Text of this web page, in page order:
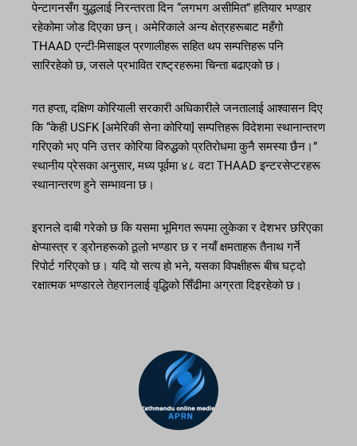
पेन्टागनसँग युद्धलाई निरन्तरता दिन “लगभग असीमित” हतियार भण्डार
रहेकोमा जोड दिएका छन्। अमेरिकाले अन्य क्षेत्रहरूबाट महँगो
THAAD एन्टी-मिसाइल प्रणालीहरू सहित थप सम्पत्तिहरू पनि
सारिरहेको छ, जसले प्रभावित राष्ट्रहरूमा चिन्ता बढाएको छ।
गत हप्ता, दक्षिण कोरियाली सरकारी अधिकारीले जनतालाई आश्वासन दिए
कि “केही USFK [अमेरिकी सेना कोरिया] सम्पत्तिहरू विदेशमा स्थानान्तरण
गरिएको भए पनि उत्तर कोरिया विरुद्धको प्रतिरोधमा कुनै समस्या छैन।”
स्थानीय प्रेसका अनुसार, मध्य पूर्वमा ४८ वटा THAAD इन्टरसेप्टरहरू
स्थानान्तरण हुने सम्भावना छ।
इरानले दाबी गरेको छ कि यसमा भूमिगत रूपमा लुकेका र देशभर छरिएका
क्षेप्यास्त्र र ड्रोनहरूको ठूलो भण्डार छ र नयाँ क्षमताहरू तैनाथ गर्ने
रिपोर्ट गरिएको छ। यदि यो सत्य हो भने, यसका विपक्षीहरू बीच घट्दो
रक्षात्मक भण्डारले तेहरानलाई वृद्धिको सिँढीमा अग्रता दिइरहेको छ।